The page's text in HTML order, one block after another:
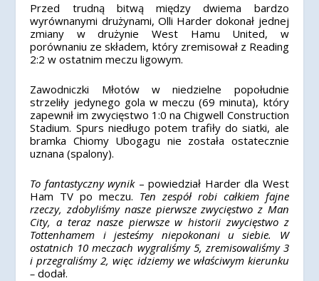
Przed trudną bitwą między dwiema bardzo
wyrównanymi drużynami, Olli Harder dokonał jednej
zmiany w drużynie West Hamu United, w
porównaniu ze składem, który zremisował z Reading
2:2 w ostatnim meczu ligowym.
Zawodniczki Młotów w niedzielne popołudnie
strzeliły jedynego gola w meczu (69 minuta), który
zapewnił im zwycięstwo 1:0 na Chigwell Construction
Stadium. Spurs niedługo potem trafiły do siatki, ale
bramka Chiomy Ubogagu nie została ostatecznie
uznana (spalony).
To fantastyczny wynik– powiedział Harder dla West
Ham TV po meczu. Ten zespół robi całkiem fajne
rzeczy, zdobyliśmy nasze pierwsze zwycięstwo z Man
City, a teraz nasze pierwsze w historii zwycięstwo z
Tottenhamem i jesteśmy niepokonani u siebie. W
ostatnich 10 meczach wygraliśmy 5, zremisowaliśmy 3
i przegraliśmy 2, więc idziemy we właściwym kierunku
–dodał.